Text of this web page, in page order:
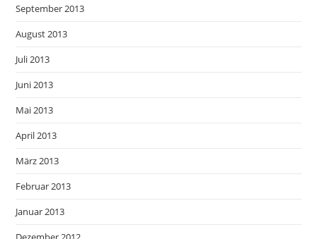
September 2013
August 2013
Juli 2013
Juni 2013
Mai 2013
April 2013
März 2013
Februar 2013
Januar 2013